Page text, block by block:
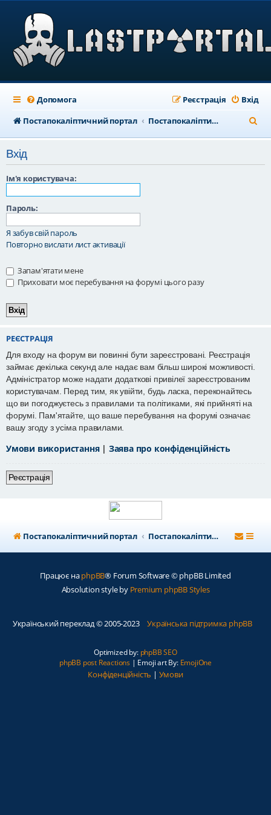
Допомога Вхід
Реєстрація
Постапокаліптичний портал
Постапокаліптичний форум
о
Вхід
Ім'я користувача:
Пароль:
Я забув свій пароль
Повторно вислати лист активації
Запам'ятати мене
Приховати моє перебування на форумі цього разу
РЕЄСТРАЦІЯ
Для входу на форум ви повинні бути зареєстровані. Реєстрація
займає декілька секунд але надає вам більш широкі можливості.
Адміністратор може надати додаткові привілеї зареєстрованим
користувачам. Перед тим, як увійти, будь ласка, переконайтесь
що ви погоджуєтесь з правилами та політиками, які прийняті на
форумі. Пам'ятайте, що ваше перебування на форумі означає
вашу згоду з усіма правилами.
Умови використання| Заява про конфіденційність
Реєстрація
Постапокаліптичний портал Постапокаліптичний форум
Працює наphpBB® Forum Software © phpBB Limited
Absolution style by Premium phpBB Styles
Український переклад © 2005-2023 Українська підтримка phpBB
Optimized by: phpBB SEO
phpBB post Reactions| Emoji art By: EmojiOne
Конфіденційність | Умови